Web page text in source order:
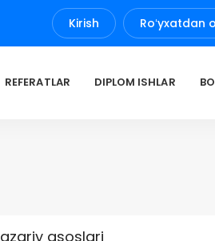
Kirish Roʻyxatdan
REFERATLAR DIPLOM ISHLAR
asoslari